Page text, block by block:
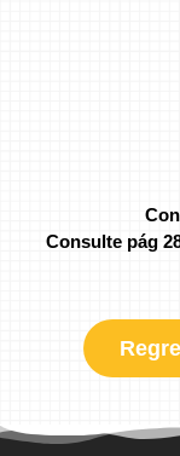
Consulte pág